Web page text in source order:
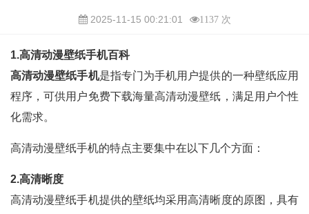
2025-11-15 00:21:01 1137 次
1.高清动漫壁纸手机百科
高清动漫壁纸手机是指专门为手机用户提供的一种壁纸应用
程序，可供用户免费下载海量高清动漫壁纸，满足用户个性
化需求。
高清动漫壁纸手机的特点主要集中在以下几个方面：
2.高清晰度
高清动漫壁纸手机提供的壁纸均采用高清晰度的原图，具有